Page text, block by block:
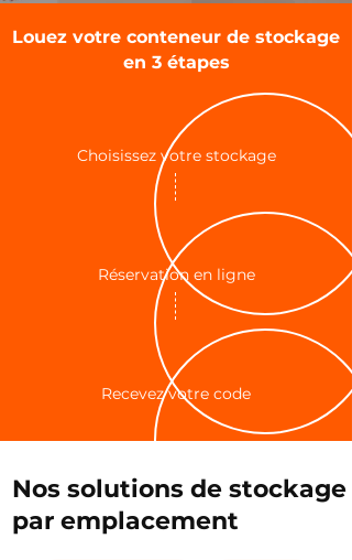
Louez votre conteneur de stockage
en 3 étapes
Choisissez votre stockage
Réservation en ligne
Recevez votre code
Nos solutions de stockage
par emplacement